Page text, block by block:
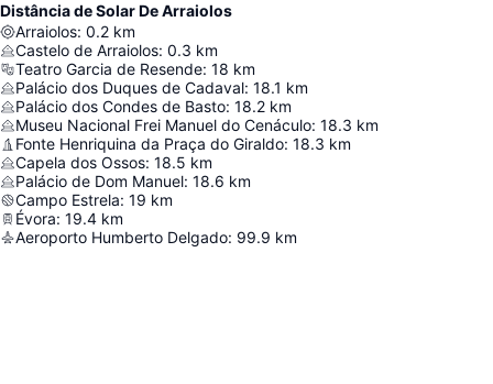
Distância de Solar De Arraiolos
Arraiolos: 0.2 km
Castelo de Arraiolos: 0.3 km
Teatro Garcia de Resende: 18 km
Palácio dos Duques de Cadaval: 18.1 km
Palácio dos Condes de Basto: 18.2 km
Museu Nacional Frei Manuel do Cenáculo: 18.3 km
Fonte Henriquina da Praça do Giraldo: 18.3 km
Capela dos Ossos: 18.5 km
Palácio de Dom Manuel: 18.6 km
Campo Estrela: 19 km
Évora: 19.4 km
Aeroporto Humberto Delgado: 99.9 km